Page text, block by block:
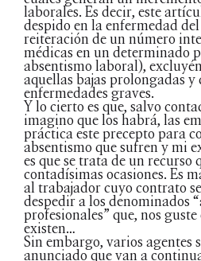
laborales. Es decir, este
despido en la enfermedad
reiteración de un número
médicas en un determinado
absentismo laboral),
aquellas bajas prolongadas y
enfermedades graves.
Y lo cierto es que, salvo
imagino que los habrá, las
práctica este precepto para
absentismo que sufren y mi
es que se trata de un recurso
contadísimas ocasiones. Es
al trabajador cuyo contrato
despedir a los denominados
profesionales” que, nos
existen…
Sin embargo, varios agentes
anunciado que van a